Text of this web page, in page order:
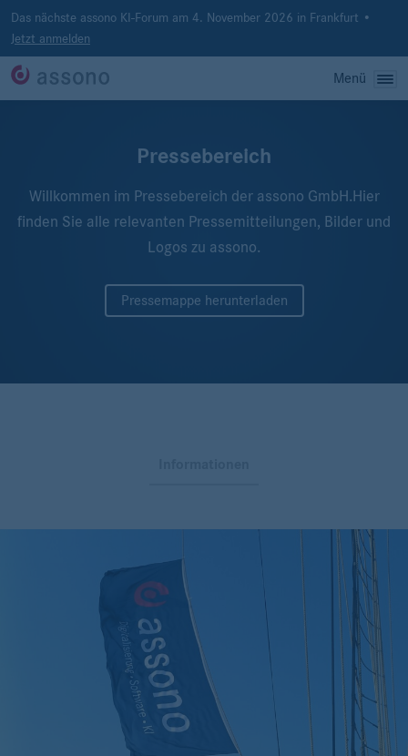
Das nächste assono KI-Forum am 4. November 2026 in Frankfurt •
Jetzt anmelden
Menü
Pressebereich
Willkommen im Pressebereich der assono GmbH. Hier
finden Sie alle relevanten Pressemitteilungen, Bilder und
Logos zu assono.
Pressemappe herunterladen